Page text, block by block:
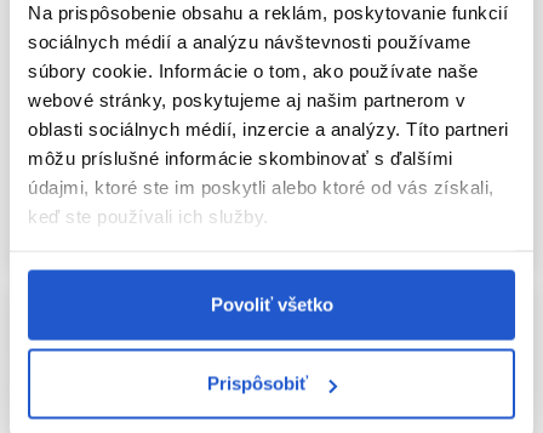
Na prispôsobenie obsahu a reklám, poskytovanie funkcií
sociálnych médií a analýzu návštevnosti používame
súbory cookie. Informácie o tom, ako používate naše
webové stránky, poskytujeme aj našim partnerom v
oblasti sociálnych médií, inzercie a analýzy. Títo partneri
môžu príslušné informácie skombinovať s ďalšími
údajmi, ktoré ste im poskytli alebo ktoré od vás získali,
keď ste používali ich služby.
Povoliť všetko
Prispôsobiť
L'Oréal Professionnel Vitamino
Color Spectrum šampón pre lesk
farbených vlasov 300ml
L'Oréal Professionnel
Starostlivosť o farbené vlasy
22.30 €
19.80 €
Kúpiť
Wella Professionals COLOR
MOTION+ šampón 50ml
Wella Professionals
Starostlivosť o farbené vlasy
4.10 €
Kúpiť